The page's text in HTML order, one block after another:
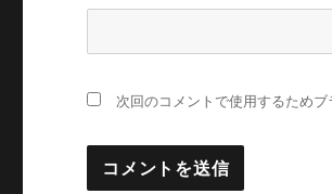
次回のコメントで使用するため